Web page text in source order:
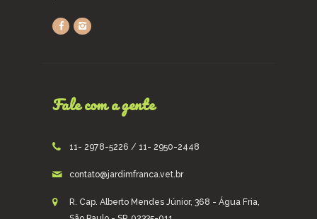
Fale com a gente
11- 2978-5226 / 11- 2950-2448
contato@jardimfranca.vet.br
R. Cap. Alberto Mendes Júnior, 368 - Água Fria,